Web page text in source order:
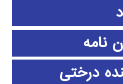
نامه
درختی